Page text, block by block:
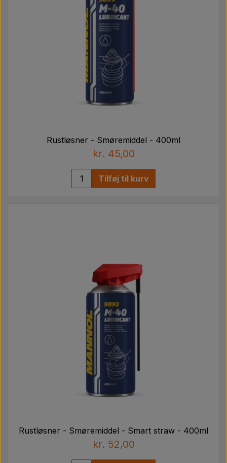
Rustløsner - Smøremiddel - 400ml
kr. 45,00
Tilføj til kurv
Rustløsner - Smøremiddel - Smart straw - 400ml
kr. 52,00